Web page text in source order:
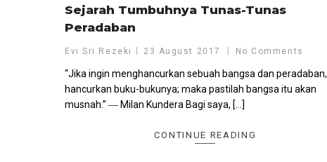
Sejarah Tumbuhnya Tunas-Tunas
Peradaban
Evi Sri Rezeki 23 August 2017 No Comments
“Jika ingin menghancurkan sebuah bangsa dan peradaban,
hancurkan buku-bukunya; maka pastilah bangsa itu akan
musnah.” ― Milan Kundera Bagi saya, […]
CONTINUE READING